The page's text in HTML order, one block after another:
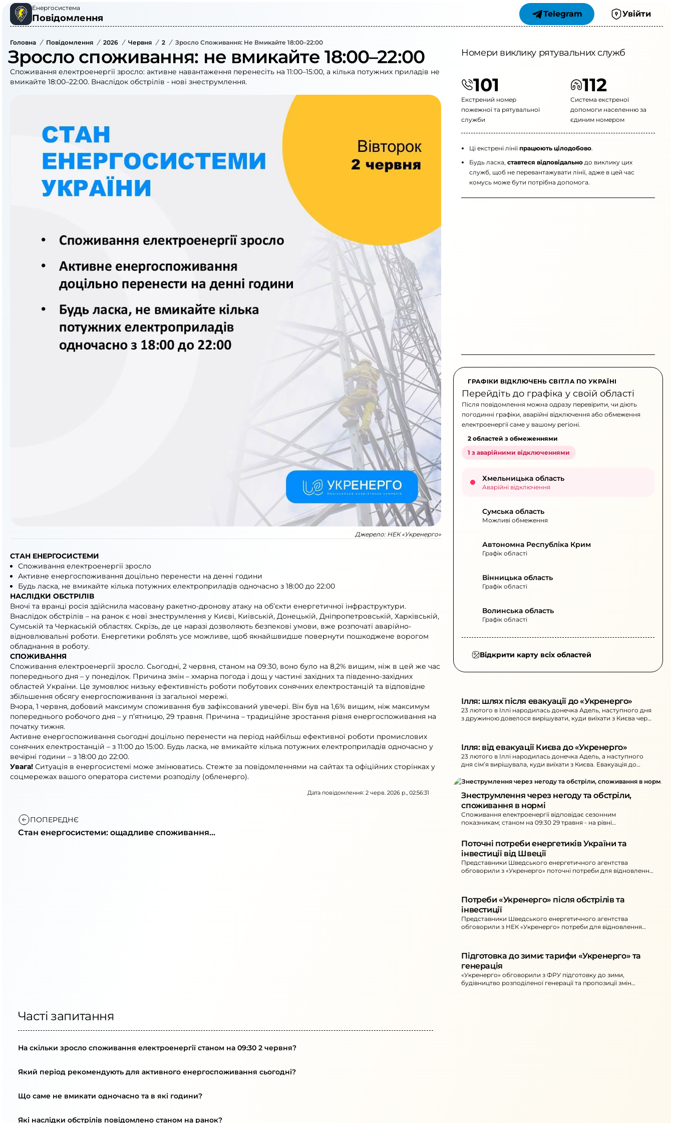
Енергосистема
Повідомлення Telegram Увійти
Номери виклику рятувальних служб
101
Екстрений номер
пожежної та рятувальної
служби
112
Система екстреної
допомоги населенню за
єдиним номером
Ці екстрені лініїпрацюють цілодобово.
Будь ласка,ставтеся відповідально до виклику цих
служб, щоб не перевантажувати лінії, адже в цей час
комусь може бути потрібна допомога.
ГРАФІКИ ВІДКЛЮЧЕНЬ СВІТЛА ПО УКРАЇНІ
Перейдіть до графіка у своїй області
Після повідомлення можна одразу перевірити, чи діють
погодинні графіки, аварійні відключення або обмеження
електроенергії саме у вашому регіоні.
2 областей з обмеженнями
1 з аварійними відключеннями
Хмельницька область
Аварійні відключення
Сумська область
Можливі обмеження
Автономна Республіка Крим
Графік області
Вінницька область
Графік області
Волинська область
Графік області
Відкрити карту всіх областей
Ілля: шлях після евакуації до «Укренерго»
23 лютого в Іллі народилась донечка Адель, наступного дня
з дружиною довелося вирішувати, куди виїхати з Києва через
Ілля: від евакуації Києва до «Укренерго»
23 лютого в Іллі народилась донечка Адель, а наступного
дня сім’я вирішувала, куди виїхати з Києва. Евакуація до
стала опорою.
Знеструмлення через негоду та обстріли,
споживання в нормі
Споживання електроенергії відповідає сезонним
показникам; станом на 09:30 29 травня - на рівні
населених пунктів у трьох областях, можливі зміни ситуації.
Поточні потреби енергетиків України та
інвестиції від Швеції
Представники Шведського енергетичного агентства
обговорили з «Укренерго» поточні потреби для відновлення
Потреби «Укренерго» після обстрілів та
інвестиції
Представники Шведського енергетичного агентства
обговорили з НЕК «Укренерго» потреби для відновлення
Підготовка до зими: тарифи «Укренерго» та
генерація
«Укренерго» обговорили з ФРУ підготовку до зими,
будівництво розподіленої генерації та пропозиції змін
Головна / Повідомлення / 2026 / Червня / 2 / Зросло Споживання: Не Вмикайте 18:00–22:00
Зросло споживання: не вмикайте 18:00–22:00
Споживання електроенергії зросло: активне навантаження перенесіть на 11:00–15:00, а кілька потужних приладів не
вмикайте 18:00–22:00. Внаслідок обстрілів - нові знеструмлення.
Джерело: НЕК «Укренерго»
СТАН ЕНЕРГОСИСТЕМИ
Споживання електроенергії зросло
Активне енергоспоживання доцільно перенести на денні години
Будь ласка, не вмикайте кілька потужних електроприладів одночасно з 18:00 до 22:00
НАСЛІДКИ ОБСТРІЛІВ
Вночі та вранці росія здійснила масовану ракетно-дронову атаку на об’єкти енергетичної інфраструктури.
Внаслідок обстрілів – на ранок є нові знеструмлення у Києві, Київській, Донецькій, Дніпропетровській, Харківській,
Сумській та Черкаській областях. Скрізь, де це наразі дозволяють безпекові умови, вже розпочаті аварійно-
відновлювальні роботи. Енергетики роблять усе можливе, щоб якнайшвидше повернути пошкоджене ворогом
обладнання в роботу.
СПОЖИВАННЯ
Споживання електроенергії зросло. Сьогодні, 2 червня, станом на 09:30, воно було на 8,2% вищим, ніж в цей же час
попереднього дня – у понеділок. Причина змін – хмарна погода і дощ у частині західних та південно-західних
областей України. Це зумовлює низьку ефективність роботи побутових сонячних електростанцій та відповідне
збільшення обсягу енергоспоживання із загальної мережі.
Вчора, 1 червня, добовий максимум споживання був зафіксований увечері. Він був на 1,6% вищим, ніж максимум
попереднього робочого дня – у п’ятницю, 29 травня. Причина – традиційне зростання рівня енергоспоживання на
початку тижня.
Активне енергоспоживання сьогодні доцільно перенести на період найбільш ефективної роботи промислових
сонячних електростанцій – з 11:00 до 15:00. Будь ласка, не вмикайте кілька потужних електроприладів одночасно у
вечірні години – з 18:00 до 22:00.
Увага! Ситуація в енергосистемі може змінюватись. Стежте за повідомленнями на сайтах та офіційних сторінках у
соцмережах вашого оператора системи розподілу (обленерго).
Дата повідомлення: 2 черв. 2026 р., 02:56:31
ПОПЕРЕДНЄ
Стан енергосистеми: ощадливе споживання
Часті запитання
На скільки зросло споживання електроенергії станом на 09:30 2 червня?
Який період рекомендують для активного енергоспоживання сьогодні?
Що саме не вмикати одночасно та в які години?
Які наслідки обстрілів повідомлено станом на ранок?